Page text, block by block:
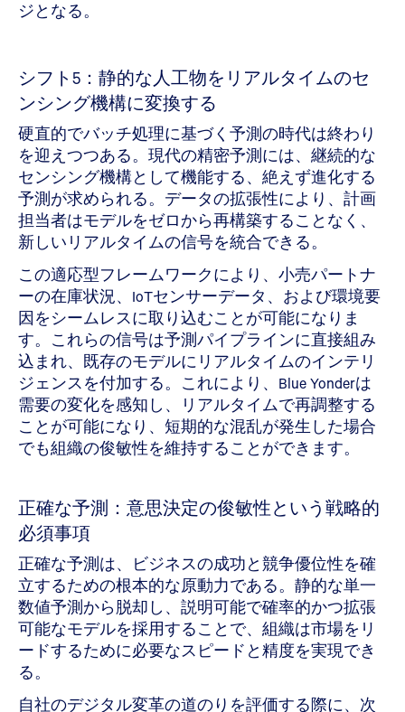
ジとなる。
シフト5：静的な人工物をリアルタイムのセ
ンシング機構に変換する
硬直的でバッチ処理に基づく予測の時代は終わり
を迎えつつある。現代の精密予測には、継続的な
センシング機構として機能する、絶えず進化する
予測が求められる。データの拡張性により、計画
担当者はモデルをゼロから再構築することなく、
新しいリアルタイムの信号を統合できる。
この適応型フレームワークにより、小売パートナ
ーの在庫状況、IoTセンサーデータ、および環境要
因をシームレスに取り込むことが可能になりま
す。これらの信号は予測パイプラインに直接組み
込まれ、既存のモデルにリアルタイムのインテリ
ジェンスを付加する。これにより、Blue Yonderは
需要の変化を感知し、リアルタイムで再調整する
ことが可能になり、短期的な混乱が発生した場合
でも組織の俊敏性を維持することができます。
正確な予測：意思決定の俊敏性という戦略的
必須事項
正確な予測は、ビジネスの成功と競争優位性を確
立するための根本的な原動力である。静的な単一
数値予測から脱却し、説明可能で確率的かつ拡張
可能なモデルを採用することで、組織は市場をリ
ードするために必要なスピードと精度を実現でき
る。
自社のデジタル変革の道のりを評価する際に、次